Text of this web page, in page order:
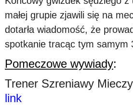
małej grupie zjawili się na
dotarła wiadomość, że
spotkanie tracąc tym samym
Pomeczowe wywiady:
Trener Szreniawy
link